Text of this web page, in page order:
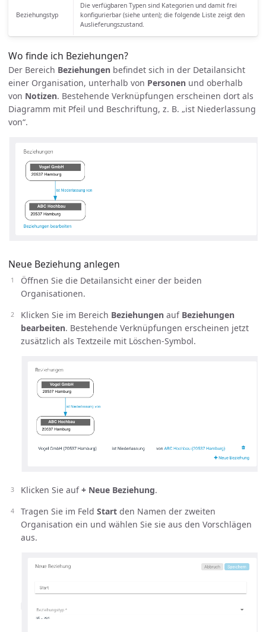
Beziehungstyp
Die verfügbaren Typen sind Kategorien und damit frei
konfigurierbar (siehe unten); die folgende Liste zeigt den
Auslieferungszustand.
Wo finde ich Beziehungen?
Der Bereich Beziehungen befindet sich in der Detailansicht
einer Organisation, unterhalb von Personen und oberhalb
von Notizen. Bestehende Verknüpfungen erscheinen dort als
Diagramm mit Pfeil und Beschriftung, z. B. „ist Niederlassung
von“.
Neue Beziehung anlegen
Öffnen Sie die Detailansicht einer der beiden
Organisationen.
Klicken Sie im Bereich Beziehungen auf Beziehungen
bearbeiten. Bestehende Verknüpfungen erscheinen jetzt
zusätzlich als Textzeile mit Löschen-Symbol.
Klicken Sie auf+ Neue Beziehung.
Tragen Sie im Feld Start den Namen der zweiten
Organisation ein und wählen Sie sie aus den Vorschlägen
aus.